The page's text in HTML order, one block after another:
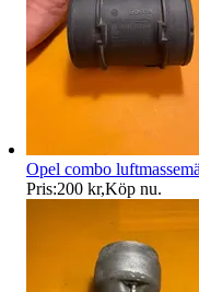
Opel combo
Pris:200 kr,Köp nu.